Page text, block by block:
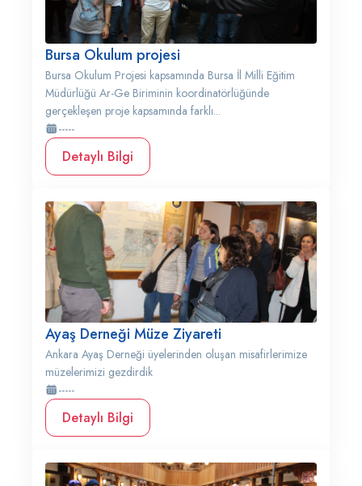
Bursa Okulum projesi
Bursa Okulum Projesi kapsamında Bursa İl Milli Eğitim
Müdürlüğü Ar-Ge Biriminin koordinatörlüğünde
gerçekleşen proje kapsamında farklı...
-----
Detaylı Bilgi
Ayaş Derneği Müze Ziyareti
Ankara Ayaş Derneği üyelerinden oluşan misafirlerimize
müzelerimizi gezdirdik
-----
Detaylı Bilgi